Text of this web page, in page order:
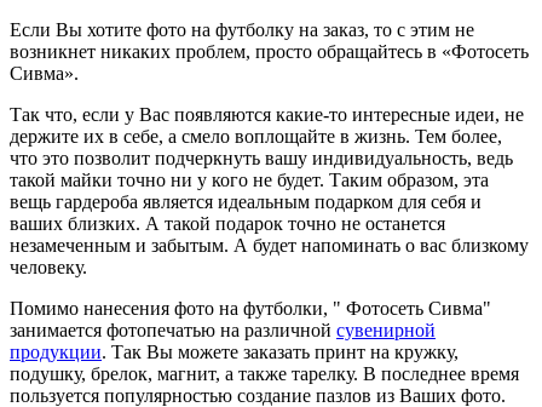
Если Вы хотите фото на футболку на заказ, то с этим не
возникнет никаких проблем, просто обращайтесь в «Фотосеть
Сивма».
Так что, если у Вас появляются какие-то интересные идеи, не
держите их в себе, а смело воплощайте в жизнь. Тем более,
что это позволит подчеркнуть вашу индивидуальность, ведь
такой майки точно ни у кого не будет. Таким образом, эта
вещь гардероба является идеальным подарком для себя и
ваших близких. А такой подарок точно не останется
незамеченным и забытым. А будет напоминать о вас близкому
человеку.
Помимо нанесения фото на футболки, " Фотосеть Сивма"
занимается фотопечатью на различной сувенирной
продукции. Так Вы можете заказать принт на кружку,
подушку, брелок, магнит, а также тарелку. В последнее время
пользуется популярностью создание пазлов из Ваших фото.